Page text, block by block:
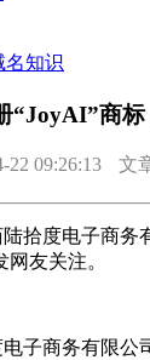
名知识
“JoyAI”商标
22 09:26:13 文
拾度电子商务
友关注。
子商务有限公